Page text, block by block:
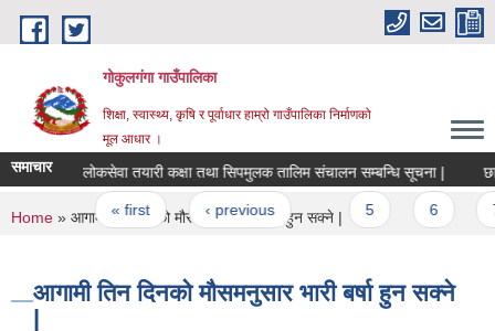
Skip to main content
गोकुलगंगा गाउँपालिका
शिक्षा, स्वास्थ्य, कृषि र पूर्वाधार हाम्रो गाउँपालिका निर्माणको
मूल आधार ।
समाचार लोकसेवा तयारी कक्षा तथा सिपमुलक तालिम संचालन सम्बन्धि सूचना |
Pages
« first ‹ previous …
You are here
Home » आगामी तिन दिनको मौसमनुसार भारी बर्षा हुन सक्ने |
आगामी तिन दिनको मौसमनुसार भारी बर्षा हुन सक्ने